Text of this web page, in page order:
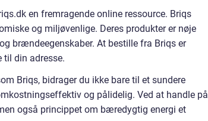
en fremragende online ressource. Briqs
og miljøvenlige. Deres produkter er nøje
brændeegenskaber. At bestille fra Briqs er
til din adresse.
Briqs, bidrager du ikke bare til et sundere
og pålidelig. Ved at handle på
også princippet om bæredygtig energi et